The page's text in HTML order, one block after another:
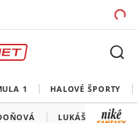
1 HALOVÉ ŠPORTY
LUKÁŠ KUBIŠ